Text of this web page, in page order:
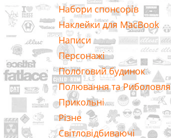
Набори спонсорів
Наклейки для MacBook
Написи
Персонажі
Пологовий будинок
Полювання та Риболовля
Прикольні
Різне
Світловідбиваючі